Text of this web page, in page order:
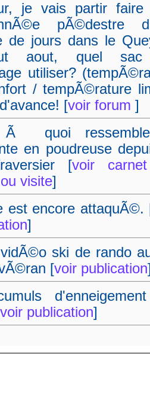
je vais partir faire
pÃ©destre
de jours dans le
aout, quel
utiliser?
/ tempÃ©rature
[voir forum ]
Ã quoi
en poudreuse
[voir
visite]
est encore attaquÃ©.
]
ski de rando
[voir publication
voir publication]